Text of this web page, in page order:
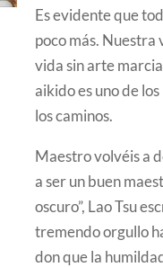
Es evidente que
poco más. Nuestra
vida sin arte
aikido es uno de
los caminos.
Maestro volvéis a
a ser un buen
oscuro”, Lao Tsu
tremendo orgullo
don que la